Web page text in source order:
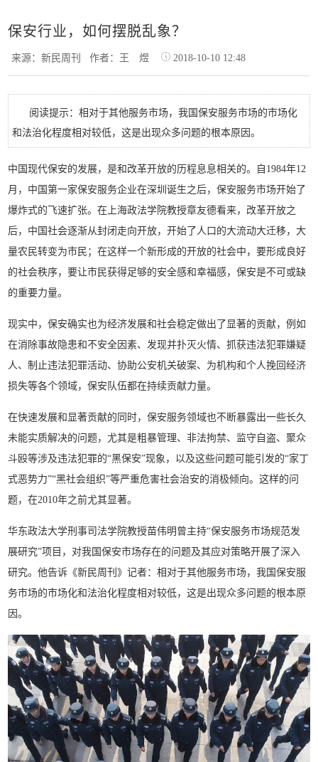
保安行业，如何摆脱乱象？
来源：新民周刊作者：王 煜 2018-10-10 12:48
阅读提示：相对于其他服务市场，我国保安服务市场的市场化
和法治化程度相对较低，这是出现众多问题的根本原因。
中 国现代保安的发展，是和改革开放的历程息息相关的。自1984年12
月，中国第一家保安服务企业在深圳诞生之后，保安服务市场开始了
爆炸式的飞速扩张。在上海政法学院教授章友德看来，改革开放之
后，中国社会逐渐从封闭走向开放，开始了人口的大流动大迁移，大
量农民转变为市民；在这样一个新形成的开放的社会中，要形成良好
的社会秩序，要让市民获得足够的安全感和幸福感，保安是不可或缺
的重要力量。
现实中，保安确实也为经济发展和社会稳定做出了显著的贡献，例如
在消除事故隐患和不安全因素、发现并扑灭火情、抓获违法犯罪嫌疑
人、制止违法犯罪活动、协助公安机关破案、为机构和个人挽回经济
损失等各个领域，保安队伍都在持续贡献力量。
在快速发展和显著贡献的同时，保安服务领域也不断暴露出一些长久
未能实质解决的问题，尤其是粗暴管理、非法拘禁、监守自盗、聚众
斗殴等涉及违法犯罪的“黑保安”现象，以及这些问题可能引发的“家丁
式恶势力”“黑社会组织”等严重危害社会治安的消极倾向。这样的问
题，在2010年之前尤其显著。
华东政法大学刑事司法学院教授苗伟明曾主持“保安服务市场规范发
展研究”项目，对我国保安市场存在的问题及其应对策略开展了深入
研究。他告诉《新民周刊》记者：相对于其他服务市场，我国保安服
务市场的市场化和法治化程度相对较低，这是出现众多问题的根本原
因。